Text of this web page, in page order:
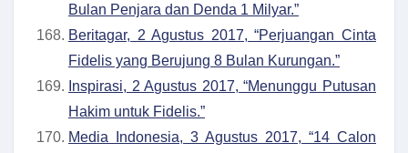
Bulan Penjara dan Denda 1 Milyar.”
Beritagar, 2 Agustus 2017, “Perjuangan Cinta
Fidelis yang Berujung 8 Bulan Kurungan.”
Inspirasi, 2 Agustus 2017, “Menunggu Putusan
Hakim untuk Fidelis.”
Media Indonesia, 3 Agustus 2017, “14 Calon